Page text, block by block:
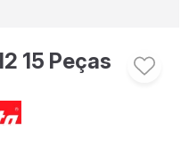
15 Peças